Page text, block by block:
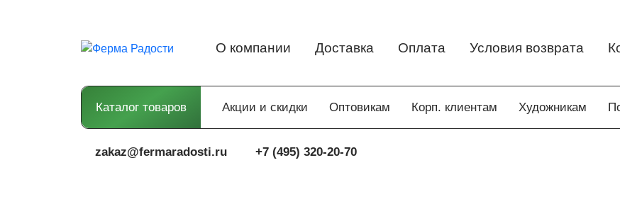
О компании Доставка Оплата Условия возврата
Каталог товаров Акции и скидки Оптовикам Корп. клиентам Художникам
zakaz@fermaradosti.ru +7 (495) 320-20-70